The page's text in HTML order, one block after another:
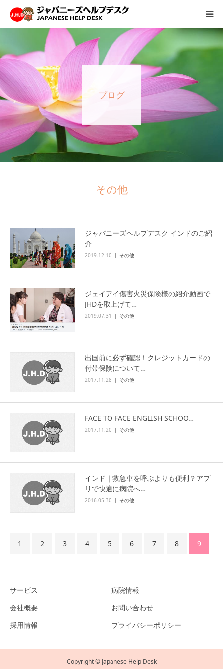
ブログ
その他
ジャパニーズヘルプデスク インドのご紹
介
2019.12.10 その他
ジェイアイ傷害火災保険様の紹介動画で
JHDを取上げて…
2019.07.31 その他
出国前に必ず確認！クレジットカードの
付帯保険について…
2017.11.28 その他
FACE TO FACE ENGLISH SCHOO…
2017.11.20 その他
インド｜救急車を呼ぶよりも便利？アプ
リで快適に病院へ…
2016.05.30 その他
1 2 3 4 5 6 7 8 9
サービス
病院情報
会社概要
お問い合わせ
採用情報
プライバシーポリシー
Copyright © Japanese Help Desk
HOME
サービス
病院情報
会社概要
お問い合わせ